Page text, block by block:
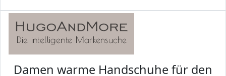
Damen warme Handschuhe für den